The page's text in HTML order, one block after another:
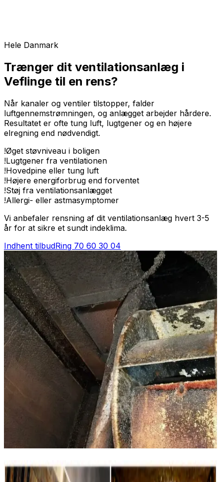
Hele Danmark
Trænger dit ventilationsanlæg i
Veflinge til en rens?
Når kanaler og ventiler tilstopper, falder
luftgennemstrømningen, og anlægget arbejder hårdere.
Resultatet er ofte tung luft, lugtgener og en højere
elregning end nødvendigt.
!Øget støvniveau i boligen
!Lugtgener fra ventilationen
!Hovedpine eller tung luft
!Højere energiforbrug end forventet
!Støj fra ventilationsanlægget
!Allergi- eller astmasymptomer
Vi anbefaler rensning af dit ventilationsanlæg hvert 3-5
år for at sikre et sundt indeklima.
Indhent tilbudRing 70 60 30 04
Det renser vi for dig i Veflinge